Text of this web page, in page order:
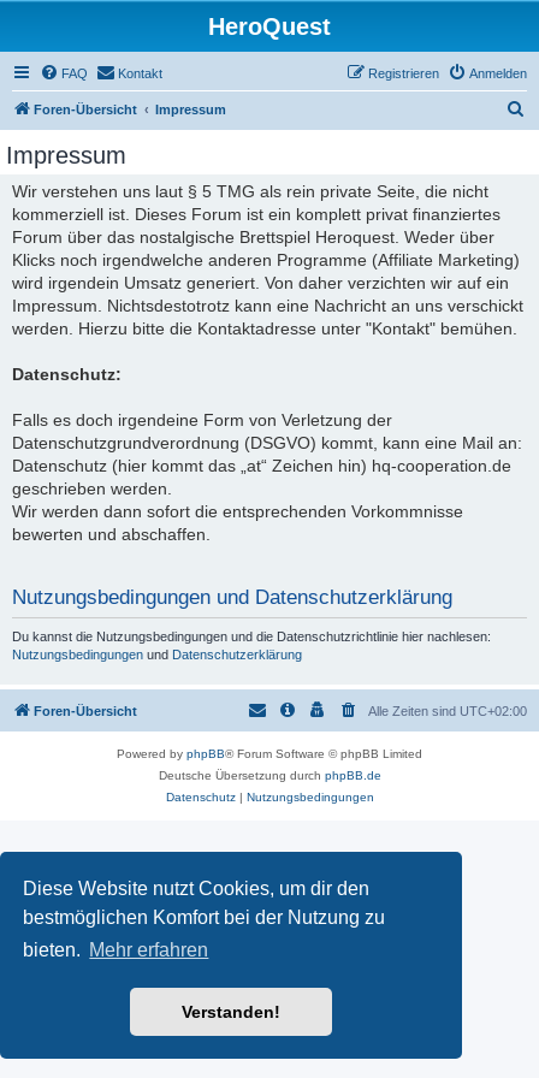
Diese Website nutzt Cookies, um dir den
bestmöglichen Komfort bei der Nutzung zu
bieten. Mehr erfahren
Verstanden!
HeroQuest
FAQ Kontakt Anmelden
Registrieren
Foren-Übersicht Impressum
Impressum
Wir verstehen uns laut § 5 TMG als rein private Seite, die nicht
kommerziell ist. Dieses Forum ist ein komplett privat finanziertes
Forum über das nostalgische Brettspiel Heroquest. Weder über
Klicks noch irgendwelche anderen Programme (Affiliate Marketing)
wird irgendein Umsatz generiert. Von daher verzichten wir auf ein
Impressum. Nichtsdestotrotz kann eine Nachricht an uns verschickt
werden. Hierzu bitte die Kontaktadresse unter "Kontakt" bemühen.
Datenschutz:
Falls es doch irgendeine Form von Verletzung der
Datenschutzgrundverordnung (DSGVO) kommt, kann eine Mail an:
Datenschutz (hier kommt das „at“ Zeichen hin) hq-cooperation.de
geschrieben werden.
Wir werden dann sofort die entsprechenden Vorkommnisse
bewerten und abschaffen.
Nutzungsbedingungen und Datenschutzerklärung
Du kannst die Nutzungsbedingungen und die Datenschutzrichtlinie hier nachlesen:
Nutzungsbedingungen und Datenschutzerklärung
Foren-Übersicht Alle Zeiten sind UTC+02:00
Powered by phpBB® Forum Software © phpBB Limited
Deutsche Übersetzung durch phpBB.de
Datenschutz| Nutzungsbedingungen